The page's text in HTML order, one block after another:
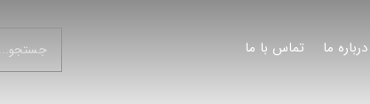
درباره ما تماس با ما